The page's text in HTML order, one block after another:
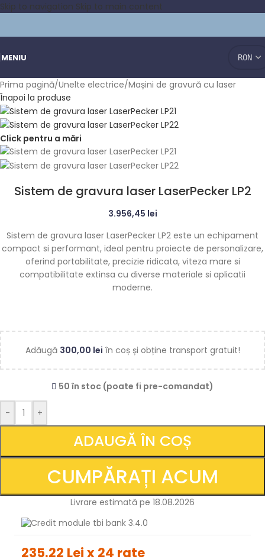
Skip to navigation Skip to main content
MENIU
Prima pagină/Unelte electrice/Mașini de gravură cu laser
Înapoi la produse
Click pentru a mări
Sistem de gravura laser LaserPecker LP2
3.956,45 lei
Sistem de gravura laser LaserPecker LP2 este un echipament
compact si performant, ideal pentru proiecte de personalizare,
oferind portabilitate, precizie ridicata, viteza mare si
compatibilitate extinsa cu diverse materiale si aplicatii
moderne.
Adăugă 300,00 lei în coș și obține transport gratuit!
50 în stoc (poate fi pre-comandat)
- +
ADAUGĂ ÎN COȘ
CUMPĂRAȚI ACUM
Livrare estimată pe 18.08.2026
235.22 Lei x 24 rate